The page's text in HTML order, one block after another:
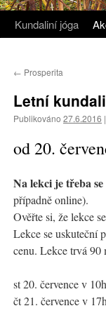
Kundaliní jóga
← Prosperita
Letní
Publikováno 27.6.2016 |
od 20.
Na lekci je třeba
případně online).
Ověřte si, že lekce
Lekce se uskuteční
cenu. Lekce trvá 90
st 20. července v
čt 21. července v 17h